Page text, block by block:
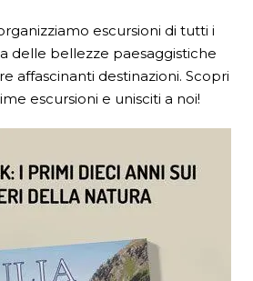
escursioni di tutti i
delle bellezze paesaggistiche
affascinanti destinazioni. Scopri
escursioni e unisciti a noi!